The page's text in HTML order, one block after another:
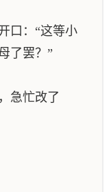
口：“这等小
了罢？”
急忙改了